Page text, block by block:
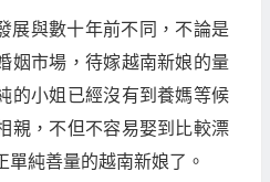
展與數十年前不同，不論是
姻市場，待嫁越南新娘的量
的小姐已經沒有到養媽等候
親，不但不容易娶到比較漂
單純善量的越南新娘了。